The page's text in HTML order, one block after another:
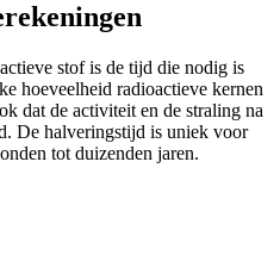
stof is de tijd die nodig is
hoeveelheid radioactieve kernen
dat de activiteit en de straling na
De halveringstijd is uniek voor
tot duizenden jaren.